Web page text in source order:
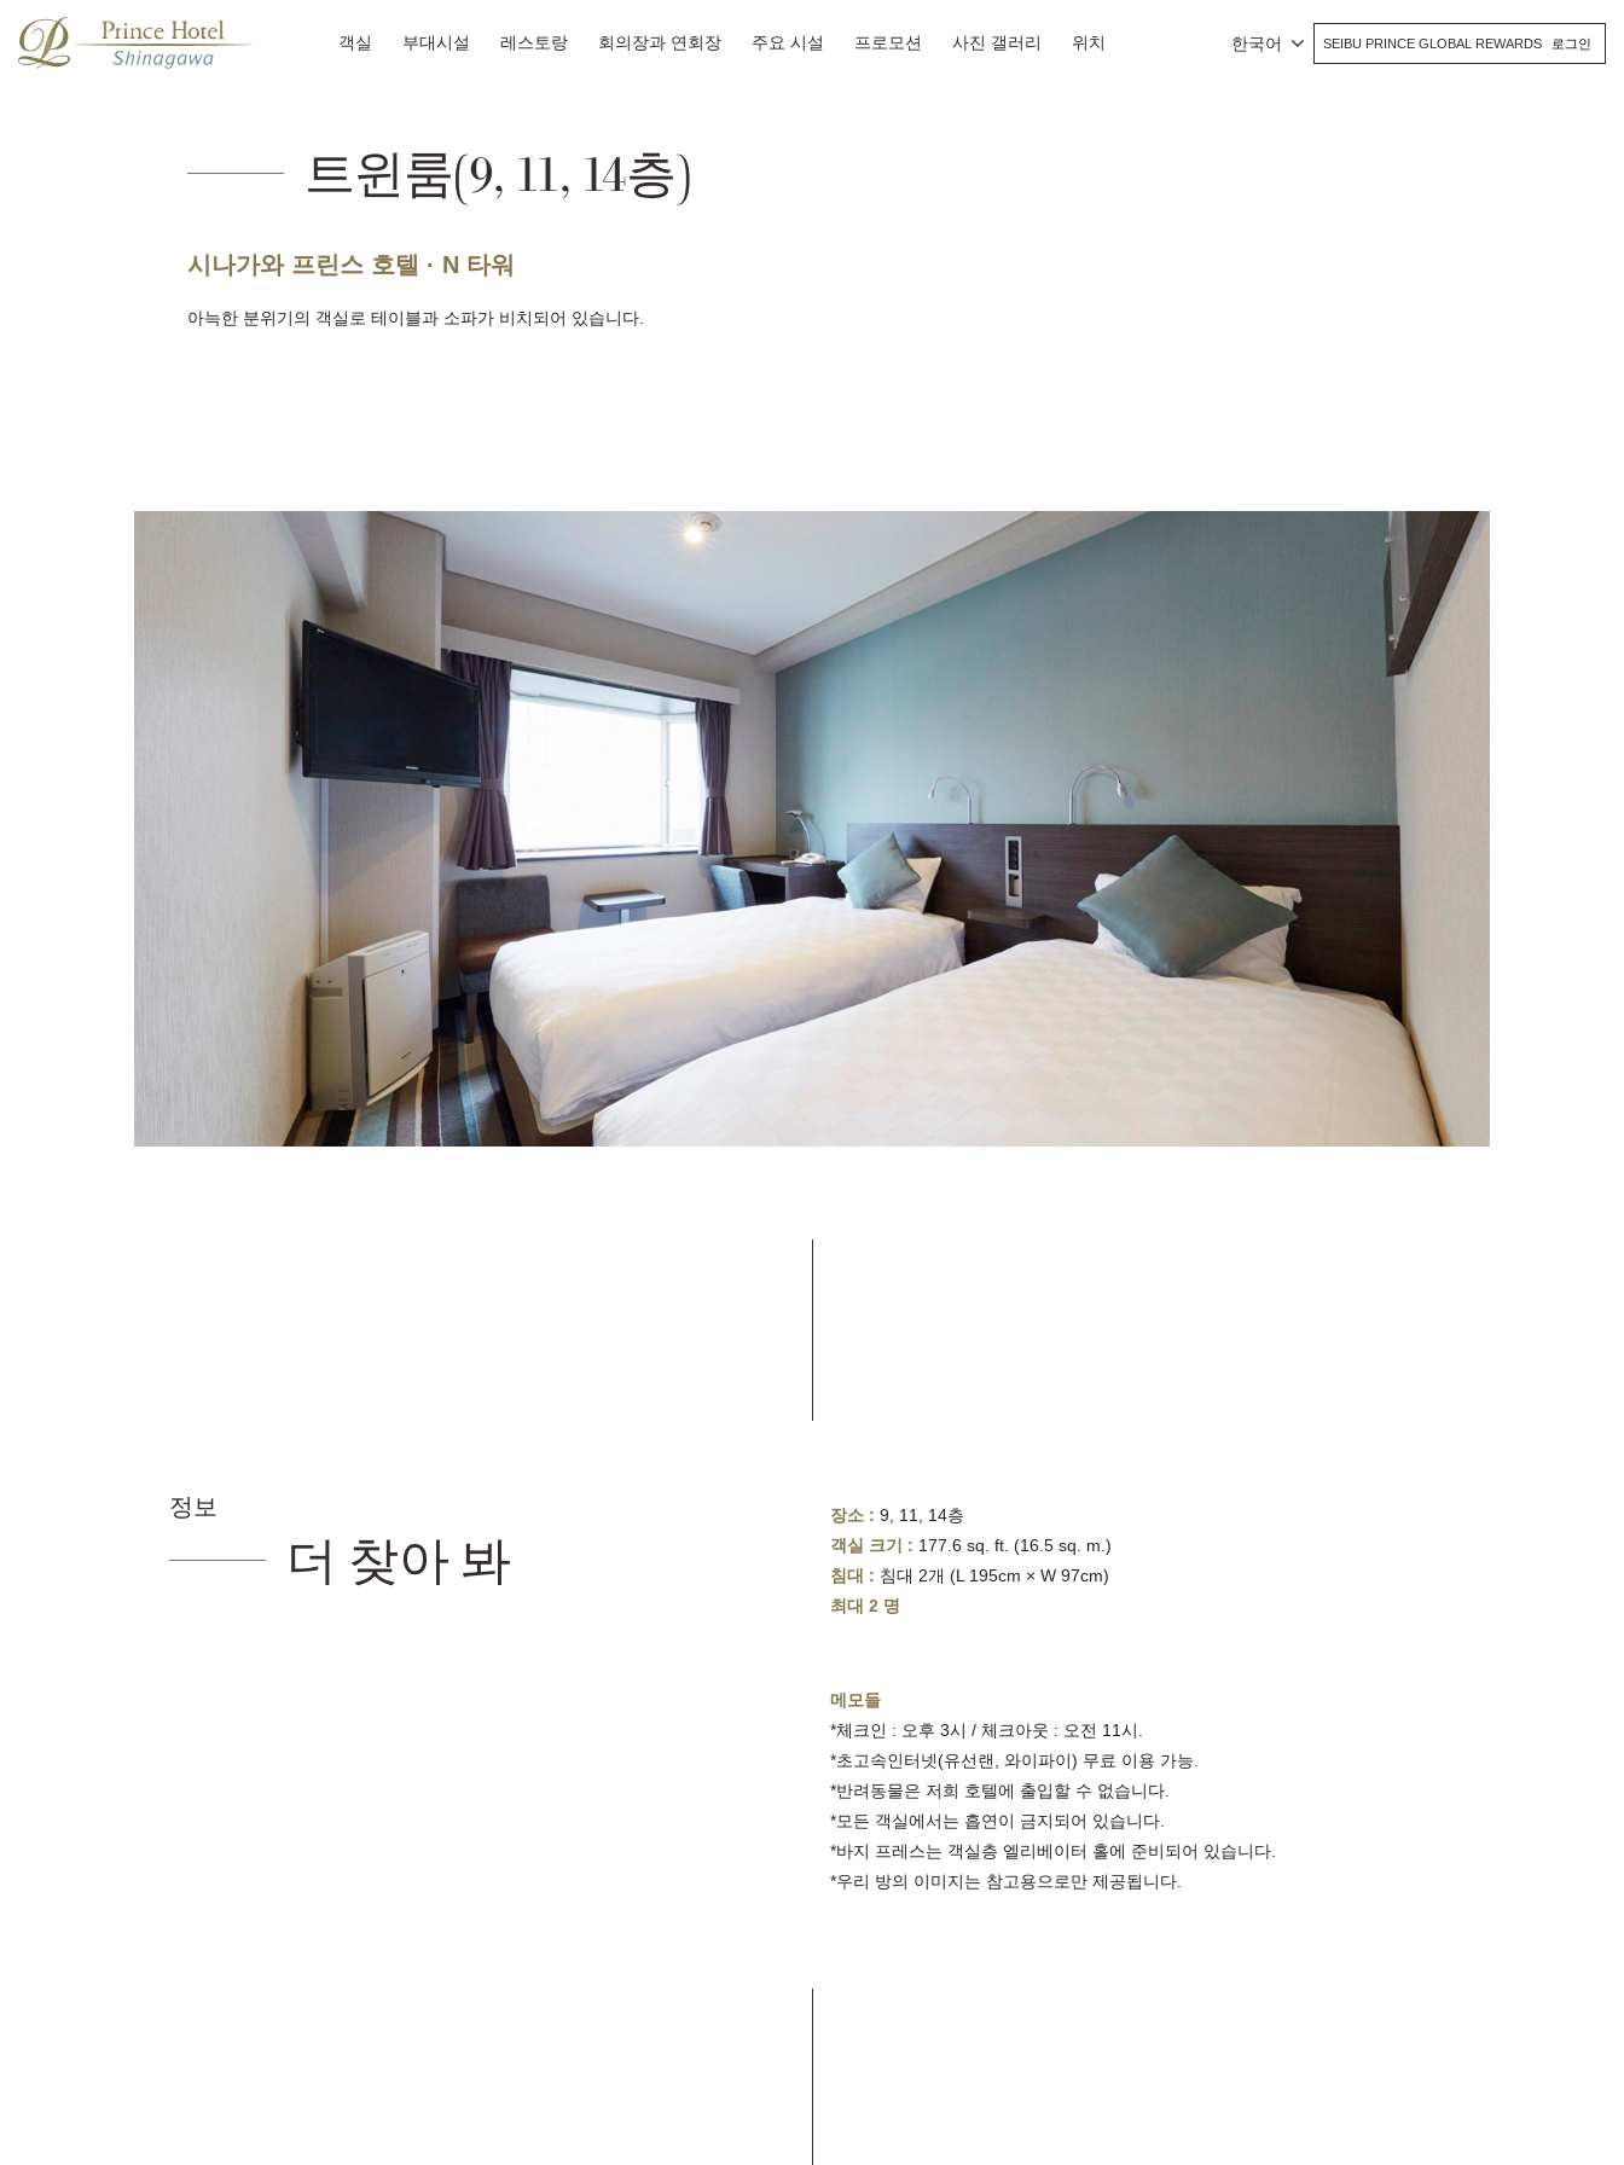
객실 부대시설 레스토랑 회의장과 연회장 주요 시설 프로모션 사진 갤러리 위치 한국어 SEIBU PRINCE GLOBAL REWARDS 로그인
트윈룸(9, 11, 14층)
시나가와 프린스 호텔 · N 타워
아늑한 분위기의 객실로 테이블과 소파가 비치되어 있습니다.
정보
더 찾아 봐
장소 : 9, 11, 14층
객실 크기 : 177.6 sq. ft. (16.5 sq. m.)
침대 : 침대 2개 (L 195cm × W 97cm)
최대 2 명
메모들
*체크인 : 오후 3시 / 체크아웃 : 오전 11시.
*초고속인터넷(유선랜, 와이파이) 무료 이용 가능.
*반려동물은 저희 호텔에 출입할 수 없습니다.
*모든 객실에서는 흡연이 금지되어 있습니다.
*바지 프레스는 객실층 엘리베이터 홀에 준비되어 있습니다.
*우리 방의 이미지는 참고용으로만 제공됩니다.